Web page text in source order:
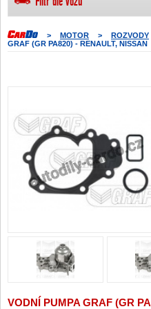
> MOTOR > ROZVODY
GRAF (GR PA820) - RENAULT, NISSAN
VODNÍ PUMPA GRAF (GR